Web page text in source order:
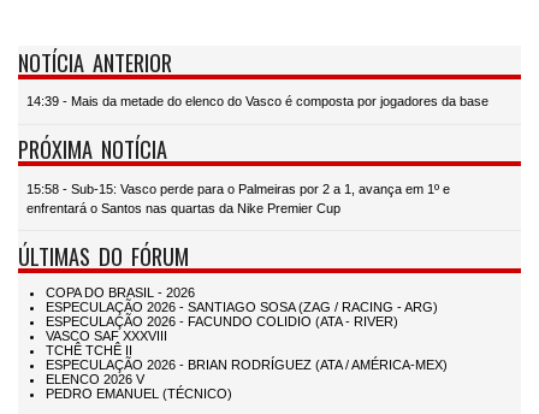
NOTÍCIA ANTERIOR
14:39 - Mais da metade do elenco do Vasco é composta por jogadores da base
PRÓXIMA NOTÍCIA
15:58 - Sub-15: Vasco perde para o Palmeiras por 2 a 1, avança em 1º e
enfrentará o Santos nas quartas da Nike Premier Cup
ÚLTIMAS DO FÓRUM